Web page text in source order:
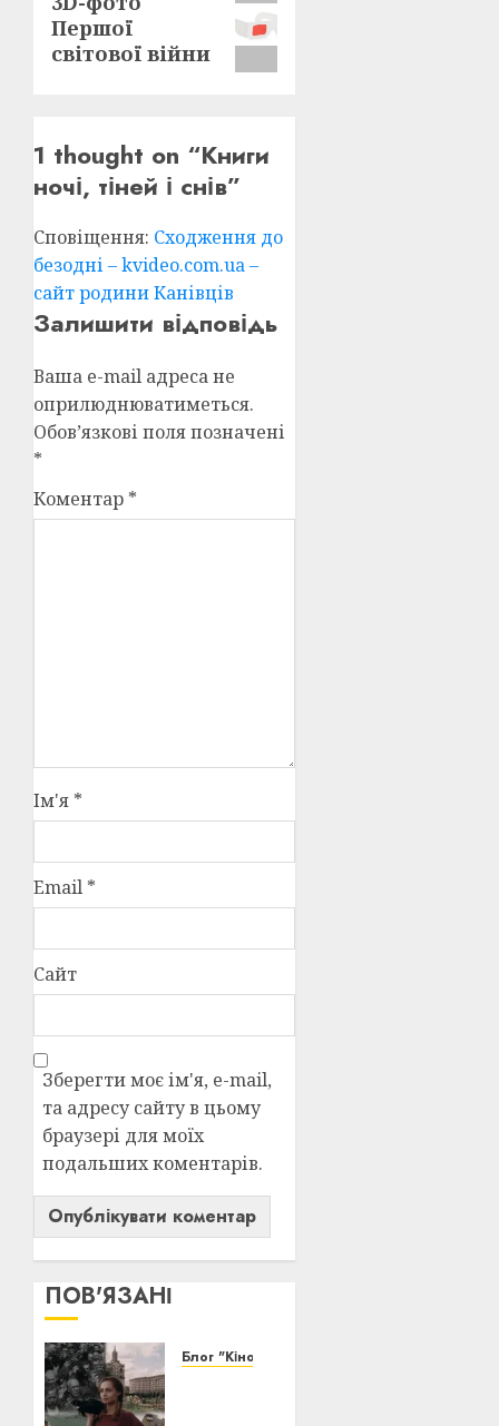
post:
Першої
світової війни
1 thought on “Книги
ночі, тіней і снів”
Сповіщення: Сходження до
безодні – kvideo.com.ua –
сайт родини Канівців
Залишити відповідь
Ваша e-mail адреса не
оприлюднюватиметься.
Обов’язкові поля позначені
*
Коментар *
Ім'я *
Email *
Сайт
Зберегти моє ім'я, e-mail,
та адресу сайту в цьому
браузері для моїх
подальших коментарів.
ПОВ'ЯЗАНІ
Блог "Кіновізія"